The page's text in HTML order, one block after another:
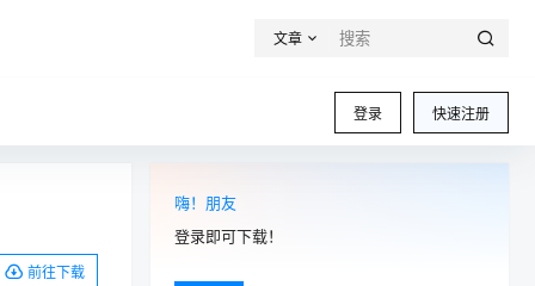
文章
登录 快速注册
前往下载
嗨！朋友
登录即可下载！